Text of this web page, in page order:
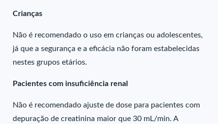
Crianças
Não é recomendado o uso em crianças ou adolescentes,
já que a segurança e a eficácia não foram estabelecidas
nestes grupos etários.
Pacientes com insuficiência renal
Não é recomendado ajuste de dose para pacientes com
depuração de creatinina maior que 30 mL/min. A